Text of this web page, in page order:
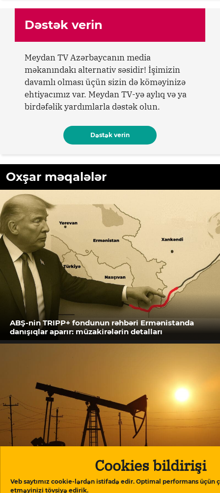
Cookies bildirişi
Veb saytımız cookie-lərdən istifadə edir. Optimal performans üçün
etməyinizi tövsiyə edirik.
Dəstək verin
Meydan TV Azərbaycanın media
məkanındakı alternativ səsidir! İşimizin
davamlı olması üçün sizin də köməyinizə
ehtiyacımız var. Meydan TV-yə aylıq və ya
birdəfəlik yardımlarla dəstək olun.
Dəstək verin
Oxşar məqalələr
ABŞ-nin TRIPP+ fondunun rəhbəri Ermənistanda
danışıqlar aparır: müzakirələrin detalları
Neft şirkətlərinin vergi ödəmələri 22 faizdən çox
azalıb